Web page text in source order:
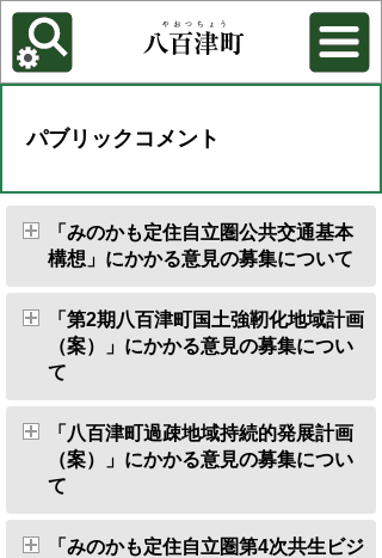
各種機能
背景色を変更する
パブリックコメント
「みのかも定住自立圏公共交通基本
構想」にかかる意見の募集について
「第2期八百津町国土強靭化地域計画
（案）」にかかる意見の募集につい
て
「八百津町過疎地域持続的発展計画
（案）」にかかる意見の募集につい
て
「みのかも定住自立圏第4次共生ビジ